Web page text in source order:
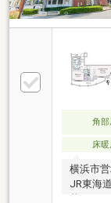
角部
床暖
横浜市
JR東海
暮らし